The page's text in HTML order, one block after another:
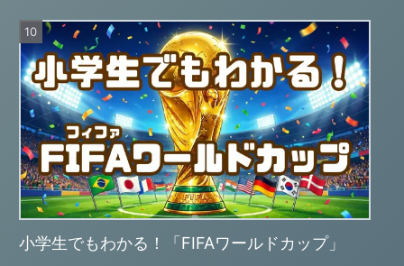
小学生でもわかる！「FIFAワールドカップ」